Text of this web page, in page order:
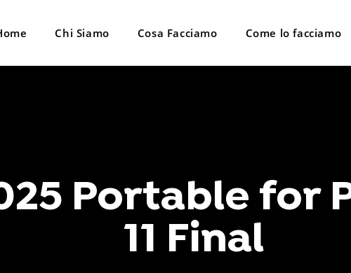
Chi Siamo Cosa Facciamo Come lo facciamo
Portable for
11 Final